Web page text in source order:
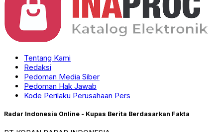
Tentang Kami
Redaksi
Pedoman Media Siber
Pedoman Hak Jawab
Kode Perilaku Perusahaan Pers
Radar Indonesia Online - Kupas Berita Berdasarkan Fakta